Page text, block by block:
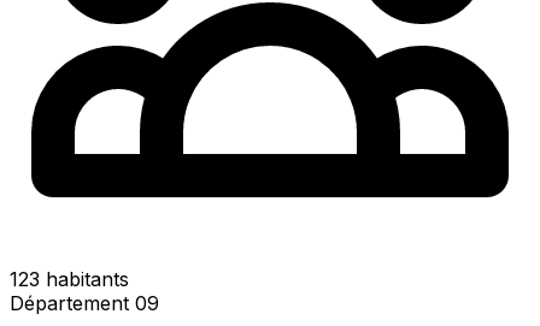
123 habitants
Département 09